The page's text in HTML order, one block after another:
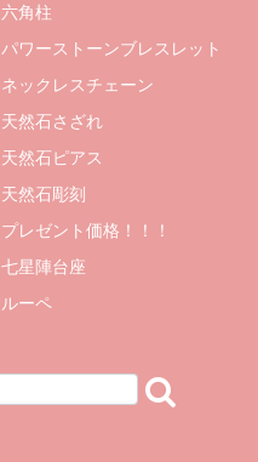
六角柱
パワーストーンブレスレット
ネックレスチェーン
天然石さざれ
天然石ピアス
天然石彫刻
プレゼント価格！！！
七星陣台座
ルーペ